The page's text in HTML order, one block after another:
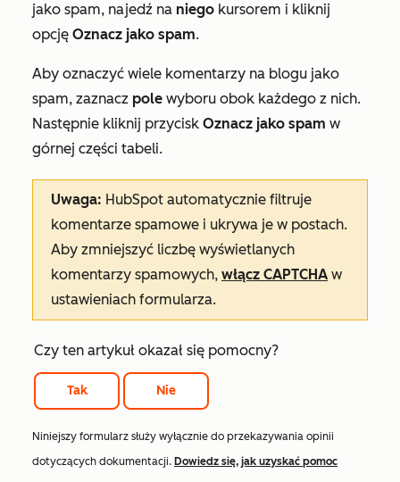
jako spam, najedź na niego kursorem i kliknij
opcję Oznacz jako spam.
Aby oznaczyć wiele komentarzy na blogu jako
spam, zaznacz pole wyboru obok każdego z nich.
Następnie kliknij przycisk Oznacz jako spam w
górnej części tabeli.
Uwaga: HubSpot automatycznie filtruje
komentarze spamowe i ukrywa je w postach.
Aby zmniejszyć liczbę wyświetlanych
komentarzy spamowych, włącz CAPTCHA w
ustawieniach formularza.
Czy ten artykuł okazał się pomocny?
Tak Nie
Niniejszy formularz służy wyłącznie do przekazywania opinii
dotyczących dokumentacji. Dowiedz się, jak uzyskać pomoc